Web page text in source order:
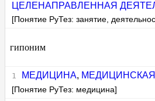
ЦЕЛЕНАПРАВЛЕННАЯ
[Понятие РуТез: занятие,
гипоним
МЕДИЦИНА,
[Понятие РуТез: медицина]